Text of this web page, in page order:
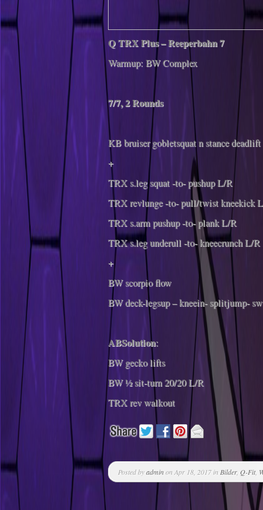
Q TRX Plus – Reeperbahn 7
Warmup: BW Complex
7/7, 2 Rounds
KB bruiser gobletsquat n stance deadlift
+
TRX s.leg squat -to- pushup L/R
TRX revlunge -to- pull/twist kneekick
TRX s.arm pushup -to- plank L/R
TRX s.leg underull -to- kneecrunch L/R
+
BW scorpio flow
BW deck-legsup – kneein- splitjump-
ABSolution:
BW gecko lifts
BW ½ sit-turn 20/20 L/R
TRX rev walkout
Posted byadminon Apr 18, 2017 in Bilder, Q-Fit,